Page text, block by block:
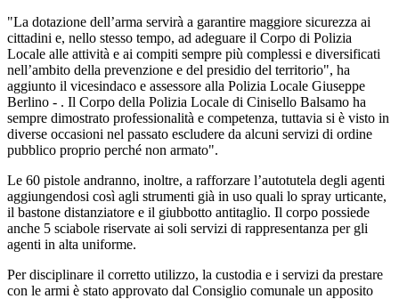
"La dotazione dell’arma servirà a garantire maggiore sicurezza ai
cittadini e, nello stesso tempo, ad adeguare il Corpo di Polizia
Locale alle attività e ai compiti sempre più complessi e diversificati
nell’ambito della prevenzione e del presidio del territorio", ha
aggiunto il vicesindaco e assessore alla Polizia Locale Giuseppe
Berlino - . Il Corpo della Polizia Locale di Cinisello Balsamo ha
sempre dimostrato professionalità e competenza, tuttavia si è visto in
diverse occasioni nel passato escludere da alcuni servizi di ordine
pubblico proprio perché non armato".
Le 60 pistole andranno, inoltre, a rafforzare l’autotutela degli agenti
aggiungendosi così agli strumenti già in uso quali lo spray urticante,
il bastone distanziatore e il giubbotto antitaglio. Il corpo possiede
anche 5 sciabole riservate ai soli servizi di rappresentanza per gli
agenti in alta uniforme.
Per disciplinare il corretto utilizzo, la custodia e i servizi da prestare
con le armi è stato approvato dal Consiglio comunale un apposito